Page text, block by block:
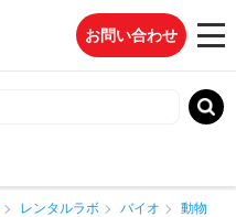
お問い合わせ
レンタルラボ バイオ
動物